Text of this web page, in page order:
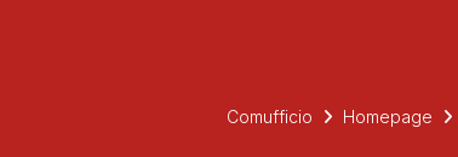
Comufficio Homepage